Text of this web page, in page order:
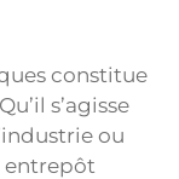
constitue
s’agisse
ou
entrepôt